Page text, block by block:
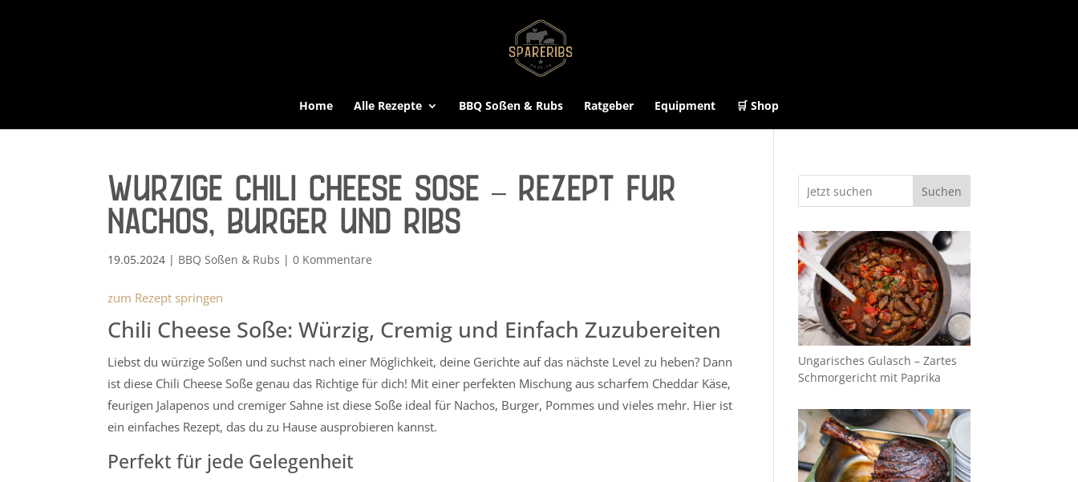
Home Alle Rezepte BBQ Soßen & Rubs Ratgeber Equipment 🛒 Shop
Würzige Chili Cheese Soße – Rezept für
Nachos, Burger und Ribs
19.05.2024 | BBQ Soßen & Rubs |0 Kommentare
zum Rezept springen
Chili Cheese Soße: Würzig, Cremig und Einfach Zuzubereiten
Liebst du würzige Soßen und suchst nach einer Möglichkeit, deine Gerichte auf das nächste Level zu heben? Dann
ist diese Chili Cheese Soße genau das Richtige für dich! Mit einer perfekten Mischung aus scharfem Cheddar Käse,
feurigen Jalapenos und cremiger Sahne ist diese Soße ideal für Nachos, Burger, Pommes und vieles mehr. Hier ist
ein einfaches Rezept, das du zu Hause ausprobieren kannst.
Perfekt für jede Gelegenheit
Suchen
Ungarisches Gulasch – Zartes
Schmorgericht mit Paprika